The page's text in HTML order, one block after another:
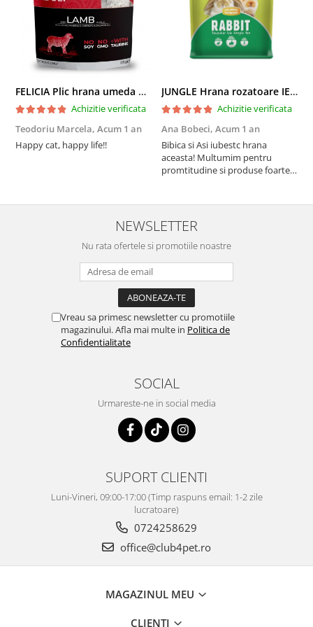
FELICIA Plic hrana umeda pentru pisici adulte, cu Miel, Set 12x85g
Achizitie verificata
Teodoriu Marcela, Acum 1 an
Happy cat, happy life!!
JUNGLE Hrana rozatoare IEPURI 500g
Achizitie verificata
Ana Bobeci, Acum 1 an
Bibica si Asi iubestc hrana
aceasta! Multumim pentru
promtitudine si produse foarte
NEWSLETTER
Nu rata ofertele si promotiile noastre
Vreau sa primesc newsletter cu promotiile
magazinului. Afla mai multe in Politica de
Confidentialitate
SOCIAL
Urmareste-ne in social media
SUPORT CLIENTI
Luni-Vineri, 09:00-17:00 (Timp raspuns email: 1-2 zile
lucratoare)
0724258629
office@club4pet.ro
MAGAZINUL MEU
CLIENTI